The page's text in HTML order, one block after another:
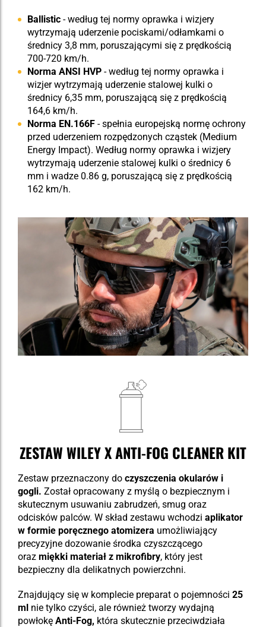
Ballistic - według tej normy oprawka i wizjery
wytrzymają uderzenie pociskami/odłamkami o
średnicy 3,8 mm, poruszającymi się z prędkością
700-720 km/h.
Norma ANSI HVP - według tej normy oprawka i
wizjer wytrzymają uderzenie stalowej kulki o
średnicy 6,35 mm, poruszającą się z prędkością
164,6 km/h.
Norma EN.166F - spełnia europejską normę ochrony
przed uderzeniem rozpędzonych cząstek (Medium
Energy Impact). Według normy oprawka i wizjery
wytrzymają uderzenie stalowej kulki o średnicy 6
mm i wadze 0.86 g, poruszającą się z prędkością
162 km/h.
ZESTAW WILEY X ANTI-FOG CLEANER KIT
Zestaw przeznaczony do czyszczenia okularów i
gogli. Został opracowany z myślą o bezpiecznym i
skutecznym usuwaniu zabrudzeń, smug oraz
odcisków palców. W skład zestawu wchodzi aplikator
w formie poręcznego atomizera umożliwiający
precyzyjne dozowanie środka czyszczącego
oraz miękki materiał z mikrofibry, który jest
bezpieczny dla delikatnych powierzchni.
Znajdujący się w komplecie preparat o pojemności 25
ml nie tylko czyści, ale również tworzy wydajną
powłokę Anti-Fog, która skutecznie przeciwdziała